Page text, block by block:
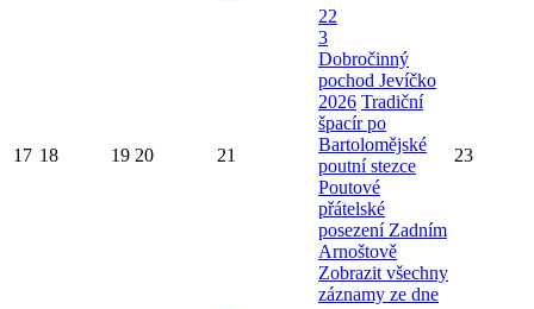
17 18 19 20 21
22
3
Dobročinný
pochod Jevíčko
2026 Tradiční
špacír po
Bartolomějské
poutní stezce
Poutové
přátelské
posezení Zadním
Arnoštově
Zobrazit všechny
záznamy ze dne
23